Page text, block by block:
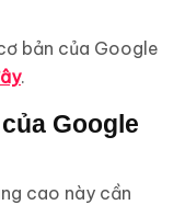
bản của Google
.
Google
cao này cần